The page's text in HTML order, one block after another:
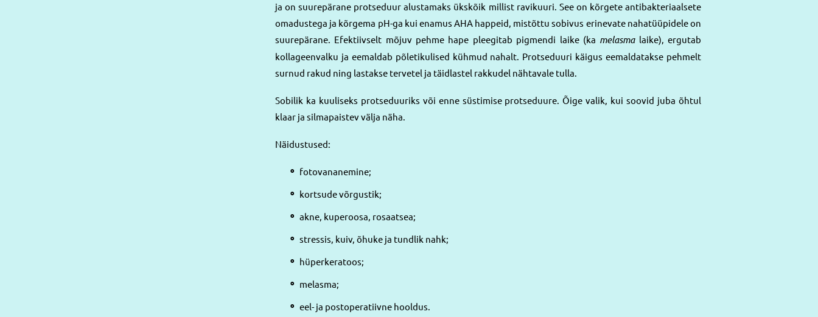
ja on suurepärane protseduur alustamaks ükskõik millist ravikuuri. See on kõrgete antibakteriaalsete
omadustega ja kõrgema pH-ga kui enamus AHA happeid, mistõttu sobivus erinevate nahatüüpidele on
suurepärane. Efektiivselt mõjuv pehme hape pleegitab pigmendi laike (ka melasmalaike), ergutab
kollageenvalku ja eemaldab põletikulised kühmud nahalt. Protseduuri käigus eemaldatakse pehmelt
surnud rakud ning lastakse tervetel ja täidlastel rakkudel nähtavale tulla.
Sobilik ka kuuliseks protseduuriks või enne süstimise protseduure. Õige valik, kui soovid juba õhtul
klaar ja silmapaistev välja näha.
Näidustused:
fotovananemine;
kortsude võrgustik;
akne, kuperoosa, rosaatsea;
stressis, kuiv, õhuke ja tundlik nahk;
hüperkeratoos;
melasma;
eel- ja postoperatiivne hooldus.